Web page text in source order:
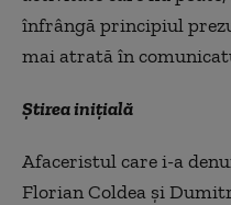
înfrângă principiul
mai atrată în
Știrea inițială
Afaceristul care i-a
Florian Coldea și